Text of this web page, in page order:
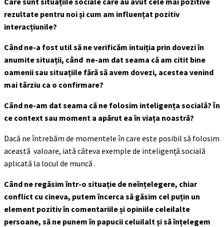
rezultate pentru noi și cum am influențat pozitiv
interacțiunile?
Când ne-a fost util să ne verificăm intuiția prin dovezi în
anumite situații, când ne-am dat seama că am citit bine
oamenii sau situațiile fără să avem dovezi, acestea venind
mai târziu ca o confirmare?
Când ne-am dat seama că ne folosim inteligența socială? În
ce context sau moment a apărut ea în viața noastră?
Dacă ne întrebăm de momentele în care este posibil să folosim
această valoare, iată câteva exemple de inteligență socială
aplicată la locul de muncă .
Când ne regăsim într-o situație de neînțelegere, chiar
conflict cu cineva, putem încerca să găsim cel puțin un
element pozitiv în comentariile și opiniile celeilalte
persoane, să ne punem în papucii celuilalt și să înțelegem